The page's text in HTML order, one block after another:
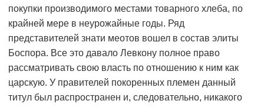
покупки производимого местами товарного хлеба, по
крайней мере в неурожайные годы. Ряд
представителей знати меотов вошел в состав элиты
Боспора. Все это давало Левкону полное право
рассматривать свою власть по отношению к ним как
царскую. У правителей покоренных племен данный
титул был распространен и, следовательно, никакого